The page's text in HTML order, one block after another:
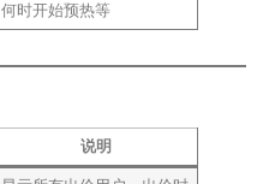
何时开始预热等
说明